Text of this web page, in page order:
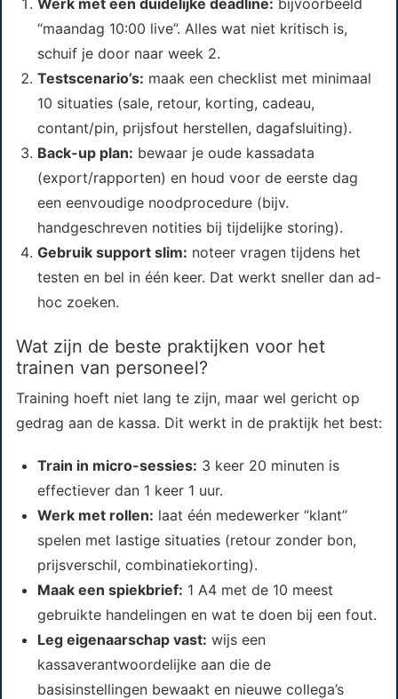
Werk met een duidelijke deadline: bijvoorbeeld
“maandag 10:00 live”. Alles wat niet kritisch is,
schuif je door naar week 2.
Testscenario’s: maak een checklist met minimaal
10 situaties (sale, retour, korting, cadeau,
contant/pin, prijsfout herstellen, dagafsluiting).
Back-up plan: bewaar je oude kassadata
(export/rapporten) en houd voor de eerste dag
een eenvoudige noodprocedure (bijv.
handgeschreven notities bij tijdelijke storing).
Gebruik support slim: noteer vragen tijdens het
testen en bel in één keer. Dat werkt sneller dan ad-
hoc zoeken.
Wat zijn de beste praktijken voor het
trainen van personeel?
Training hoeft niet lang te zijn, maar wel gericht op
gedrag aan de kassa. Dit werkt in de praktijk het best:
Train in micro-sessies: 3 keer 20 minuten is
effectiever dan 1 keer 1 uur.
Werk met rollen: laat één medewerker “klant”
spelen met lastige situaties (retour zonder bon,
prijsverschil, combinatiekorting).
Maak een spiekbrief: 1 A4 met de 10 meest
gebruikte handelingen en wat te doen bij een fout.
Leg eigenaarschap vast: wijs een
kassaverantwoordelijke aan die de
basisinstellingen bewaakt en nieuwe collega’s